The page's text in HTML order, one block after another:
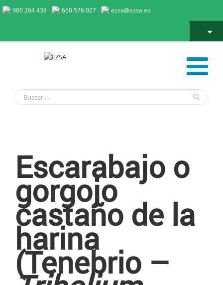
900 264 438 660 576 027 ezsa@ezsa.es
Escarabajo o
gorgojo
castaño de la
harina
(Tenebrio –